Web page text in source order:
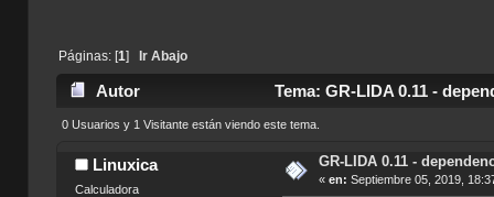
Páginas: [1] Ir Abajo
Autor Tema: GR-LIDA 0.11 -
0 Usuarios y 1 Visitante están viendo este tema.
Linuxica
Calculadora
GR-LIDA 0.11 -
« en: Septiembre 05, 2019,